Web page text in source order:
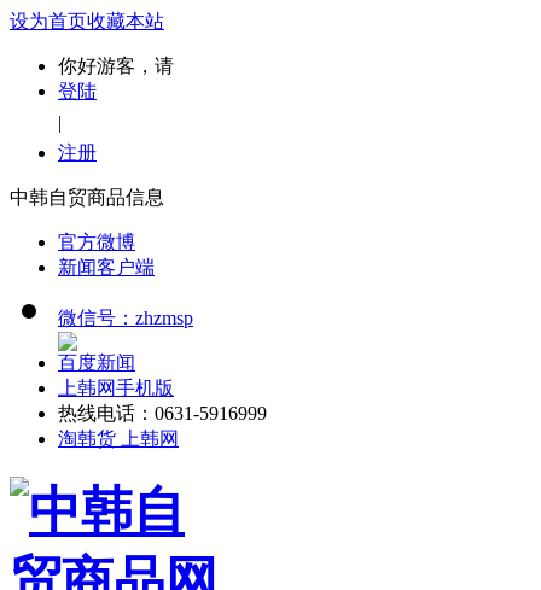
设为首页收藏本站
你好游客，请
登陆
|
注册
中韩自贸商品信息
官方微博
新闻客户端
微信号：zhzmsp
百度新闻
上韩网手机版
热线电话：0631-5916999
淘韩货 上韩网